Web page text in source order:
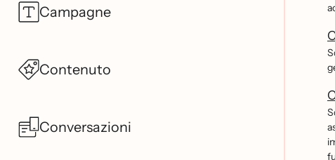
Campagne
Contenuto
Conversazioni